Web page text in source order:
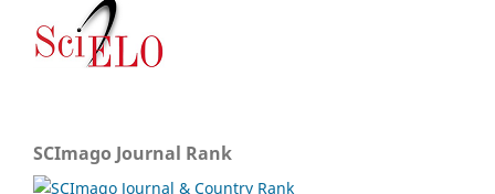
SCImago Journal Rank